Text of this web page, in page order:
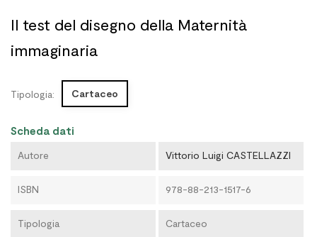
Il test del disegno della Maternità
immaginaria
Tipologia: Cartaceo
Scheda dati
Autore Vittorio Luigi CASTELLAZZI
ISBN 978-88-213-1517-6
Tipologia Cartaceo